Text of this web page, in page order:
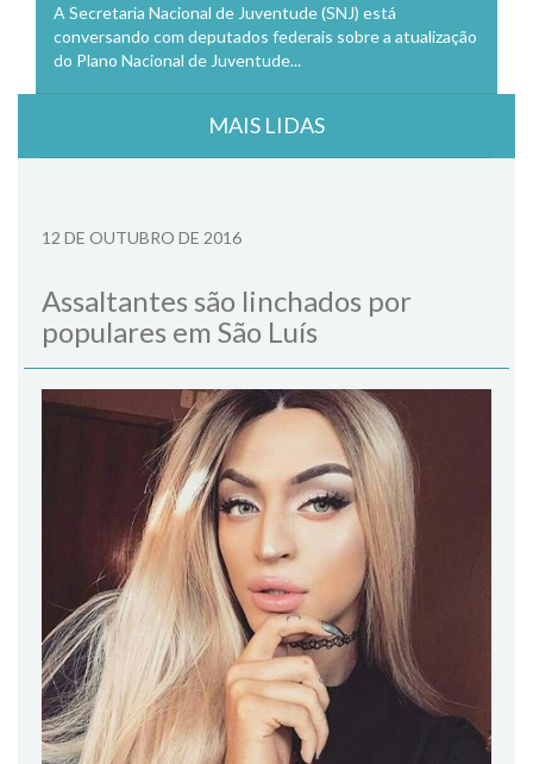
A Secretaria Nacional de Juventude (SNJ) está
conversando com deputados federais sobre a atualização
do Plano Nacional de Juventude...
MAIS LIDAS
12 DE OUTUBRO DE 2016
Assaltantes são linchados por
populares em São Luís